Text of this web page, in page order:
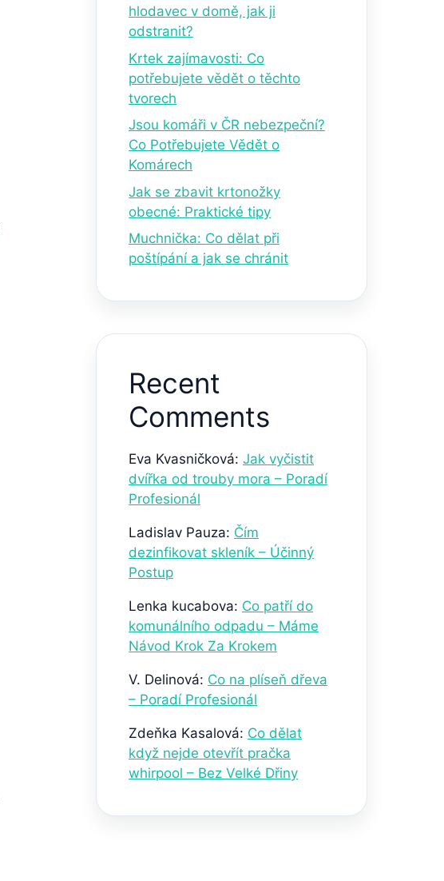
hlodavec v domě, jak ji
odstranit?
Krtek zajímavosti: Co
potřebujete vědět o těchto
tvorech
Jsou komáři v ČR nebezpeční?
Co Potřebujete Vědět o
Komárech
Jak se zbavit krtonožky
obecné: Praktické tipy
Muchnička: Co dělat při
poštípání a jak se chránit
Recent
Comments
Eva Kvasničková: Jak vyčistit
dvířka od trouby mora – Poradí
Profesionál
Ladislav Pauza: Čím
dezinfikovat skleník – Účinný
Postup
Lenka kucabova: Co patří do
komunálního odpadu – Máme
Návod Krok Za Krokem
V. Delinová: Co na plíseň dřeva
– Poradí Profesionál
Zdeňka Kasalová: Co dělat
když nejde otevřít pračka
whirpool – Bez Velké Dřiny